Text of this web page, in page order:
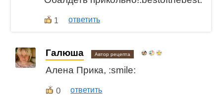
1 ответить
Галюша Автор рецепта
Алена Прика, :smile:
0 ответить